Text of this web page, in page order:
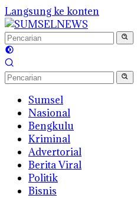
Langsung ke konten
Sumsel
Nasional
Bengkulu
Kriminal
Advertorial
Berita Viral
Politik
Bisnis